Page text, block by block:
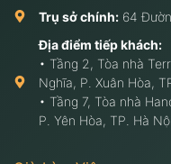
Trụ sở chính: 64
Địa điểm tiếp khách:
• Tầng 2, Tòa nhà
Nghĩa, P. Xuân Hòa,
• Tầng 7, Tòa nhà
P. Yên Hòa, TP. Hà Nội